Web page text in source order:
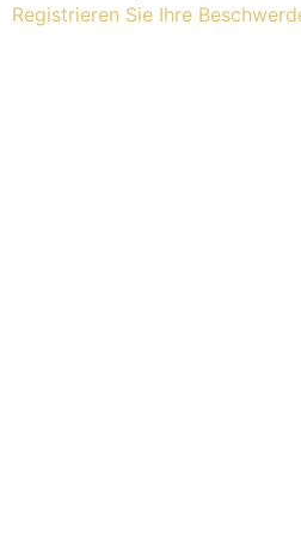
Registrieren Sie Ihre